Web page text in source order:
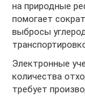
на природные
помогает
выбросы
Электронные
количества
требует